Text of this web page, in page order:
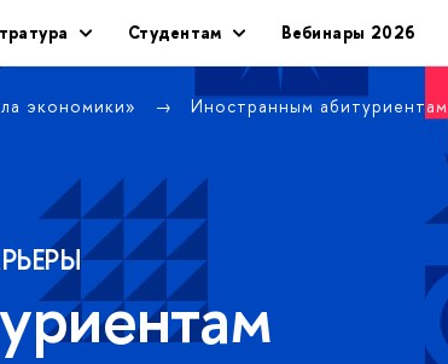
Студентам Вебинары 2026
экономики» Иностранным абитуриентам